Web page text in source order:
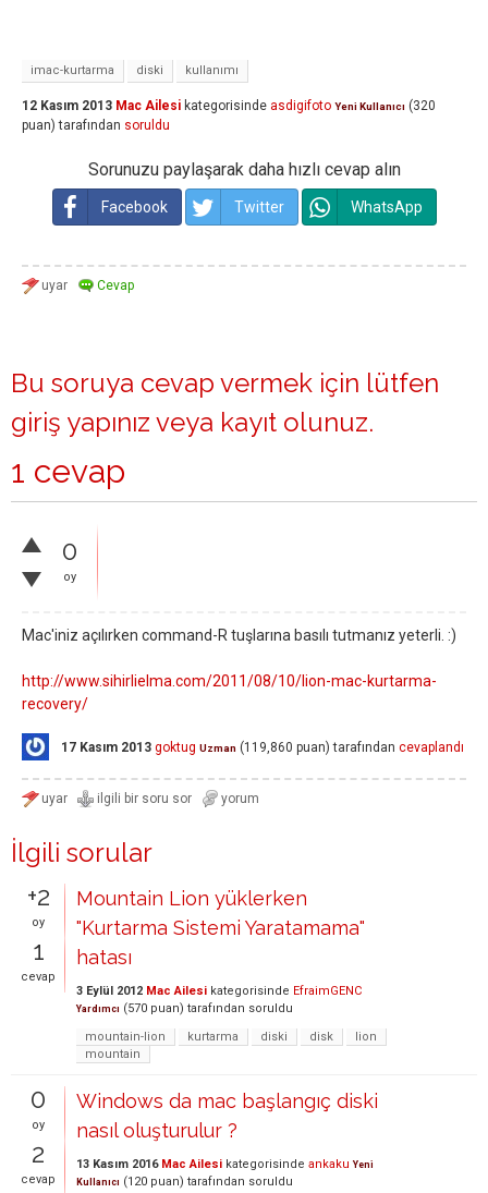
imac-kurtarma diski kullanımı
12 Kasım 2013 Mac Ailesi kategorisinde asdigifoto Yeni Kullanıcı (320
puan) tarafından soruldu
Sorunuzu paylaşarak daha hızlı cevap alın
Facebook Twitter WhatsApp
Bu soruya cevap vermek için lütfen
giriş yapınız veya kayıt olunuz.
1 cevap
0
oy
Mac'iniz açılırken command-R tuşlarına basılı tutmanız yeterli. :)
http://www.sihirlielma.com/2011/08/10/lion-mac-kurtarma-
recovery/
17 Kasım 2013 goktug Uzman (119,860 puan) tarafından cevaplandı
İlgili sorular
+2
oy
1
cevap
Mountain Lion yüklerken
"Kurtarma Sistemi Yaratamama"
hatası
3 Eylül 2012 Mac Ailesi kategorisinde EfraimGENC
Yardımcı (570 puan) tarafından soruldu
mountain-lion
kurtarma diski disk
lion
mountain
0
oy
2
cevap
Windows da mac başlangıç diski
nasıl oluşturulur ?
13 Kasım 2016 Mac Ailesi kategorisinde ankaku Yeni
Kullanıcı (120 puan) tarafından soruldu